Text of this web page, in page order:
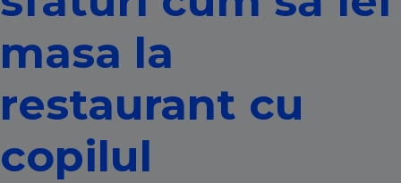
masa la
restaurant cu
copilul